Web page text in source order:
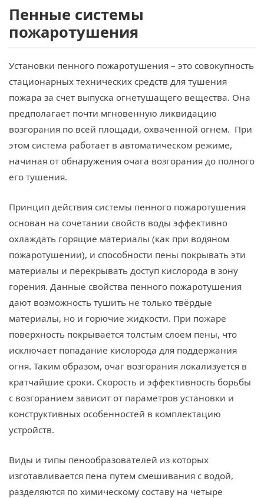
Пенные системы
пожаротушения
Установки пенного пожаротушения – это совокупность
стационарных технических средств для тушения
пожара за счет выпуска огнетушащего вещества. Она
предполагает почти мгновенную ликвидацию
возгорания по всей площади, охваченной огнем. При
этом система работает в автоматическом режиме,
начиная от обнаружения очага возгорания до полного
его тушения.
Принцип действия системы пенного пожаротушения
основан на сочетании свойств воды эффективно
охлаждать горящие материалы (как при водяном
пожаротушении), и способности пены покрывать эти
материалы и перекрывать доступ кислорода в зону
горения. Данные свойства пенного пожаротушения
дают возможность тушить не только твёрдые
материалы, но и горючие жидкости. При пожаре
поверхность покрывается толстым слоем пены, что
исключает попадание кислорода для поддержания
огня. Таким образом, очаг возгорания локализуется в
кратчайшие сроки. Скорость и эффективность борьбы
с возгоранием зависит от параметров установки и
конструктивных особенностей в комплектацию
устройств.
Виды и типы пенообразователей из которых
изготавливается пена путем смешивания с водой,
разделяются по химическому составу на четыре